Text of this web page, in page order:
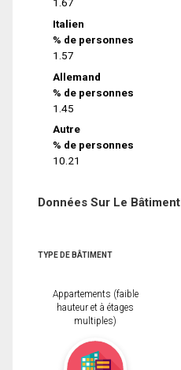
Italien
% de personnes
1.57
Allemand
% de personnes
1.45
Autre
% de personnes
10.21
Données Sur Le Bâtiment
TYPE DE BÂTIMENT
Appartements (faible
hauteur et à étages
multiples)